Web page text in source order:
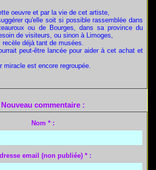
oeuvre et par la vie de cet artiste,
qu'elle soit si possible rassemblée dans
ou de Bourges, dans sa province du
de visiteurs, ou sinon à Limoges,
déjà tant de musées.
peut-être lancée pour aider à cet achat et
miracle est encore regroupée.
Nouveau commentaire :
Nom * :
email (non publiée) * :